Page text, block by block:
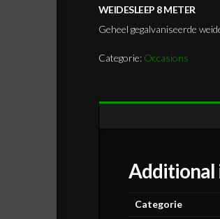
WEIDESLEEP 8 METER
Geheel gegalvaniseerde
Categorie: Occasions
Categorie